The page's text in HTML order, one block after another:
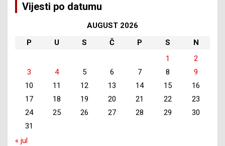
Vijesti po datumu
AUGUST 2026
P
U S Č P S
N
1
2
3
4 5 6 7 8
9
10
11 12 13 14 15
16
17
18 19 20 21 22
23
24
25 26 27 28 29
30
31
« jul